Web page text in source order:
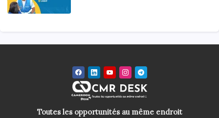
Toutes les opportunités au même endroit